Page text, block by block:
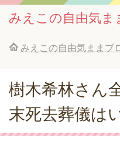
みえこの自由気ま
みえこの自由気ままブ
樹木希林さん
末死去葬儀は